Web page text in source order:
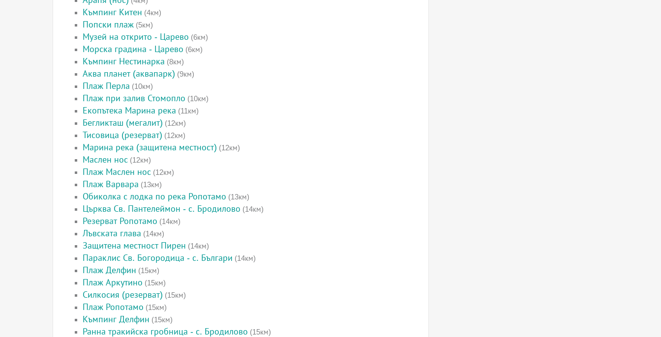
Къмпинг Китен (4км)
Попски плаж (5км)
Музей на открито - Царево (6км)
Морска градина - Царево (6км)
Къмпинг Нестинарка (8км)
Аква планет (аквапарк) (9км)
Плаж Перла (10км)
Плаж при залив Стомопло (10км)
Екопътека Марина река (11км)
Бегликташ (мегалит) (12км)
Тисовица (резерват) (12км)
Марина река (защитена местност) (12км)
Маслен нос (12км)
Плаж Маслен нос (12км)
Плаж Варвара (13км)
Обиколка с лодка по река Ропотамо (13км)
Църква Св. Пантелеймон - с. Бродилово (14км)
Резерват Ропотамо (14км)
Лъвската глава (14км)
Защитена местност Пирен (14км)
Параклис Св. Богородица - с. Българи (14км)
Плаж Делфин (15км)
Плаж Аркутино (15км)
Силкосия (резерват) (15км)
Плаж Ропотамо (15км)
Къмпинг Делфин (15км)
Ранна тракийска гробница - с. Бродилово (15км)